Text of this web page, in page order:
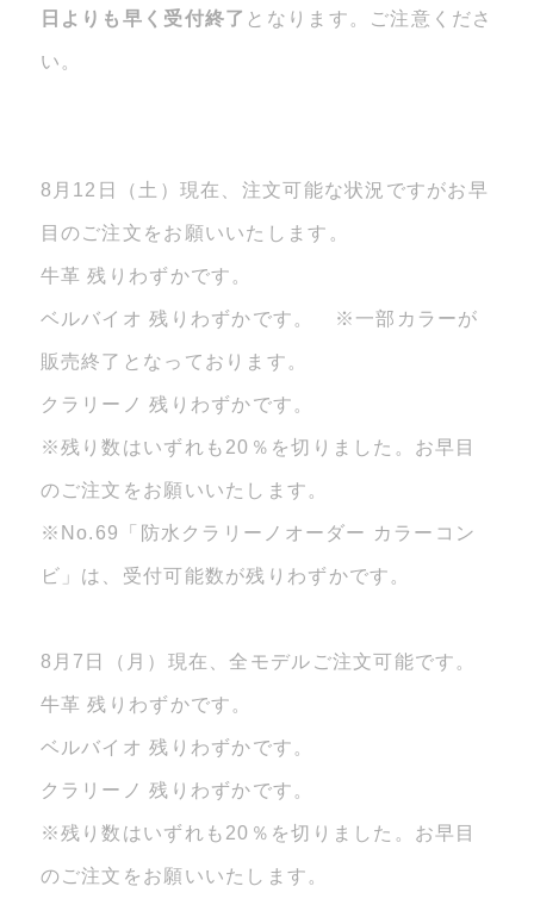
日よりも早く受付終了 となります。ご注意くださ
い。
8月12日（土）現在、注文可能な状況ですがお早
目のご注文をお願いいたします。
牛革 残りわずかです。
ベルバイオ 残りわずかです。 ※一部カラーが
販売終了となっております。
クラリーノ 残りわずかです。
※残り数はいずれも20％を切りました。お早目
のご注文をお願いいたします。
※No.69「防水クラリーノオーダー カラーコン
ビ」は、受付可能数が残りわずかです。
8月7日（月）現在、全モデルご注文可能です。
牛革 残りわずかです。
ベルバイオ 残りわずかです。
クラリーノ 残りわずかです。
※残り数はいずれも20％を切りました。お早目
のご注文をお願いいたします。